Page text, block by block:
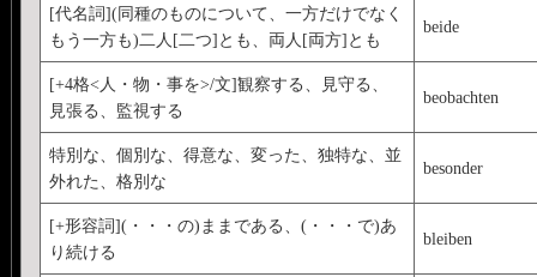
[代名詞](同種のものについて、一方だけでなく
もう一方も)二人[二つ]とも、両人[両方]とも
beide
[+4格<人・物・事を>/文]観察する、見守る、
見張る、監視する
beobachten
特別な、個別な、得意な、変った、独特な、並
外れた、格別な
besonder
[+形容詞](・・・の)ままである、(・・・で)あ
り続ける
bleiben